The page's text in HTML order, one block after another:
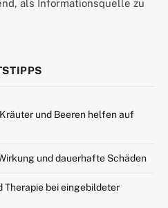
als Informationsquelle zu
und Beeren helfen auf
und dauerhafte Schäden
Therapie bei eingebildeter